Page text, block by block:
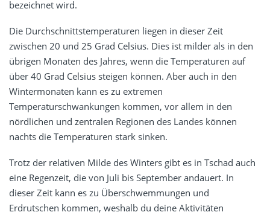
bezeichnet wird.
Die Durchschnittstemperaturen liegen in dieser Zeit
zwischen 20 und 25 Grad Celsius. Dies ist milder als in den
übrigen Monaten des Jahres, wenn die Temperaturen auf
über 40 Grad Celsius steigen können. Aber auch in den
Wintermonaten kann es zu extremen
Temperaturschwankungen kommen, vor allem in den
nördlichen und zentralen Regionen des Landes können
nachts die Temperaturen stark sinken.
Trotz der relativen Milde des Winters gibt es in Tschad auch
eine Regenzeit, die von Juli bis September andauert. In
dieser Zeit kann es zu Überschwemmungen und
Erdrutschen kommen, weshalb du deine Aktivitäten